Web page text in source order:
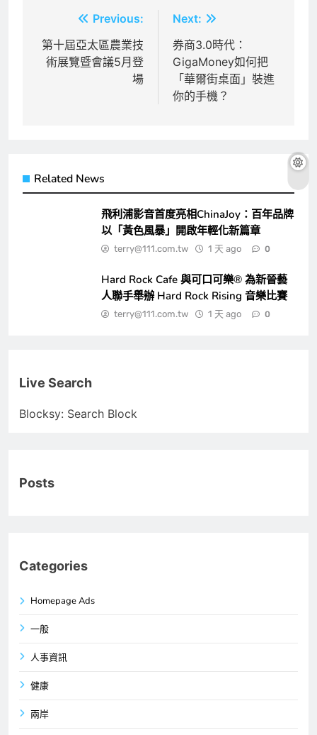
章
導
Previous:
第十屆亞太區農業技
術展覽暨會議5月登
場
Next:
券商3.0時代：
GigaMoney如何把
「華爾街桌面」裝進
你的手機？
Related News
飛利浦影音首度亮相ChinaJoy：百年品牌
以「黃色風暴」開啟年輕化新篇章
terry@111.com.tw 1 天 ago 0
Hard Rock Cafe 與可口可樂® 為新晉藝
人聯手舉辦 Hard Rock Rising 音樂比賽
terry@111.com.tw 1 天 ago 0
Live Search
Blocksy: Search Block
Posts
Categories
Homepage Ads
一般
人事資訊
健康
兩岸